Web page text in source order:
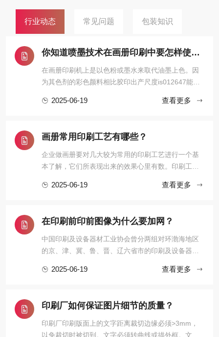
行业动态 常见问题 包装知识
你知道喷墨技术在画册印刷中要怎样使用？
在画册印刷机上是以色粉或墨水来取代油墨上色。因
为其色剂的彩色颜料相比胶印出产尺度is012647能取
厚的色域再加上优秀的色彩治理软件的共同，令其不
模拟在高速轮转印刷机下 ...
2025-06-19 查看更多
画册常用印刷工艺有哪些？
企业做画册要对几大较为常用的印刷工艺进行一个基
本了解，它们所表现出来的效果心里有数。印刷工艺
至品牌文化。下面我们简单来了解一下画册中常用的
孔、过胶、压塑、打孔、鸡眼 ...
2025-06-19 查看更多
在印刷前印前图像为什么要加网？
中国印刷及设备器材工业协会曾分两组对环渤海地区
的京、津、冀、鲁、晋、辽六省市的印刷及设备器材
工业有得天独厚的优势，然而不可否认，目前环渤海
的原因，该地区的经济基 ...
2025-06-19 查看更多
印刷厂如何保证图片细节的质量？
印刷厂印刷版面上的文字距离裁切边缘必须>3mm，
以免裁切时被切到。文字必须转曲线或描外框。文字